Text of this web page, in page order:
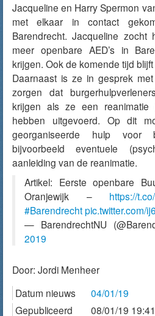
Jacqueline en Harry Spermon
met elkaar in contact
Barendrecht. Jacqueline
meer openbare AED’s in
krijgen. Ook de komende tijd
Daarnaast is ze in gesprek
zorgen dat
krijgen als ze een
hebben uitgevoerd. Op dit
georganiseerde hulp voor
bijvoorbeeld eventuele
aanleiding van de reanimatie.
Artikel: Eerste openbare
Oranjewijk – https://
#Barendrechtpic.twitter.com/
— BarendrechtNU
2019
Door: Jordi Menheer
Datum nieuws
04/01/19
Gepubliceerd
08/01/19 19:41